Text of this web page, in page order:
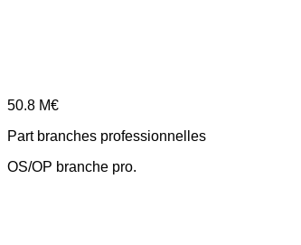
50.8 M€
Part branches professionnelles
OS/OP branche pro.